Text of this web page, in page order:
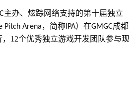
主办、炫踪网络支持的第十届独立
Pitch Arena，简称IPA）在GMGC成都
12个优秀独立游戏开发团队参与现